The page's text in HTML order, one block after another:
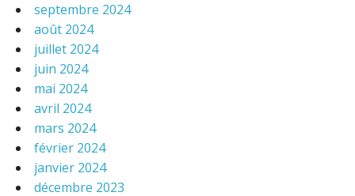
septembre 2024
août 2024
juillet 2024
juin 2024
mai 2024
avril 2024
mars 2024
février 2024
janvier 2024
décembre 2023